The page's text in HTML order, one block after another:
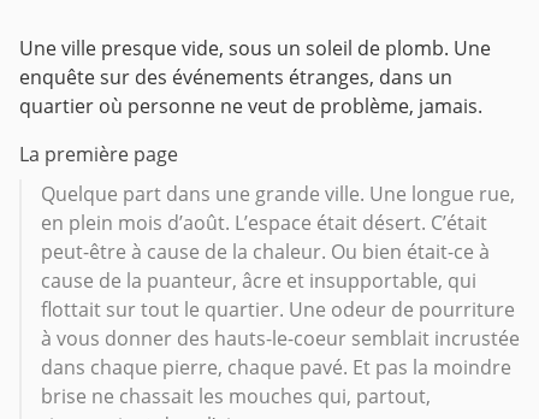
Une ville presque vide, sous un soleil de plomb. Une
enquête sur des événements étranges, dans un
quartier où personne ne veut de problème, jamais.
La première page
Quelque part dans une grande ville. Une longue rue,
en plein mois d’août. L’espace était désert. C’était
peut-être à cause de la chaleur. Ou bien était-ce à
cause de la puanteur, âcre et insupportable, qui
flottait sur tout le quartier. Une odeur de pourriture
à vous donner des hauts-le-coeur semblait incrustée
dans chaque pierre, chaque pavé. Et pas la moindre
brise ne chassait les mouches qui, partout,